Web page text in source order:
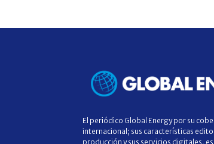
El periódico Global Energy por su
internacional; sus características
producción y sus servicios digitales,